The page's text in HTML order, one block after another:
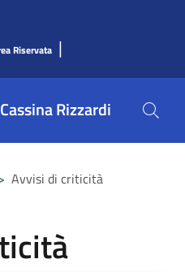
Riservata |
Rizzardi
Avvisi di criticità